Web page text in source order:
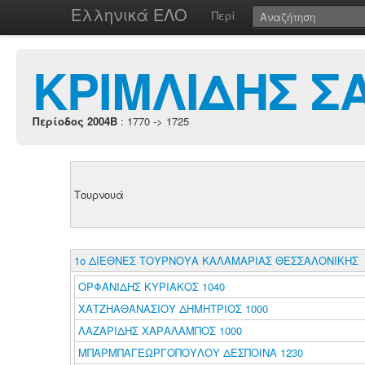
Ελληνικά ΕΛΟ Περί
ΚΡΙΜΛΙΔΗΣ
Περίοδος 2004B : 1770 -> 1725
Τουρνουά
1ο ΔΙΕΘΝΕΣ ΤΟΥΡΝΟΥΑ ΚΑΛΑΜΑΡΙΑΣ ΘΕΣΣΑΛΟΝΙΚΗΣ
ΟΡΦΑΝΙΔΗΣ ΚΥΡΙΑΚΟΣ 1040
ΧΑΤΖΗΑΘΑΝΑΣΙΟΥ ΔΗΜΗΤΡΙΟΣ 1000
ΛΑΖΑΡΙΔΗΣ ΧΑΡΑΛΑΜΠΟΣ 1000
ΜΠΑΡΜΠΑΓΕΩΡΓΟΠΟΥΛΟΥ ΔΕΣΠΟΙΝΑ 1230